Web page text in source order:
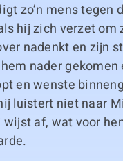
zo’n mens tegen
hij zich verzet
nadenkt en zijn
nader
en wenste
luistert niet naar
af, wat voor